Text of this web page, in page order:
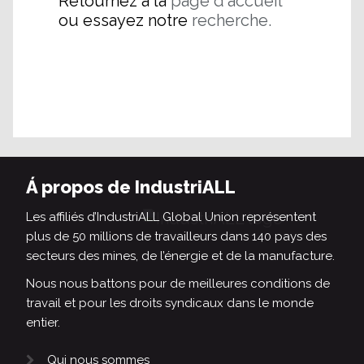
ou essayez notre recherche.
Á propos de IndustriALL
Les affiliés d’IndustriALL Global Union représentent
plus de 50 millions de travailleurs dans 140 pays des
secteurs des mines, de l’énergie et de la manufacture.
Nous nous battons pour de meilleures conditions de
travail et pour les droits syndicaux dans le monde
entier.
Qui nous sommes